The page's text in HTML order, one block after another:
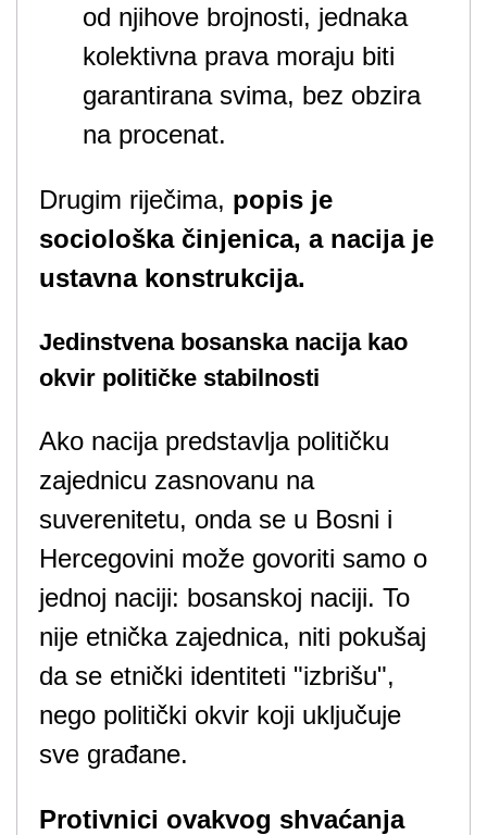
od njihove brojnosti, jednaka
kolektivna prava moraju biti
garantirana svima, bez obzira
na procenat.
Drugim riječima, popis je
sociološka činjenica, a nacija je
ustavna konstrukcija.
Jedinstvena bosanska nacija kao
okvir političke stabilnosti
Ako nacija predstavlja političku
zajednicu zasnovanu na
suverenitetu, onda se u Bosni i
Hercegovini može govoriti samo o
jednoj naciji: bosanskoj naciji. To
nije etnička zajednica, niti pokušaj
da se etnički identiteti "izbrišu",
nego politički okvir koji uključuje
sve građane.
Protivnici ovakvog shvaćanja